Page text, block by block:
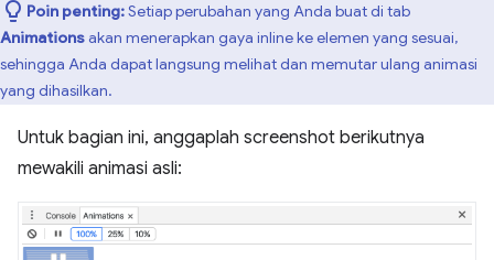
Poin penting:Setiap perubahan yang Anda buat di tab
Animationsakan menerapkan gaya inline ke elemen yang sesuai,
sehingga Anda dapat langsung melihat dan memutar ulang animasi
yang dihasilkan.
Untuk bagian ini, anggaplah screenshot berikutnya
mewakili animasi asli: